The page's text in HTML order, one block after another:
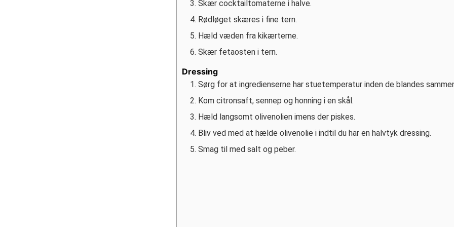
Skær cocktailtomaterne i halve.
Rødløget skæres i fine tern.
Hæld væden fra kikærterne.
Skær fetaosten i tern.
Dressing
Sørg for at ingredienserne har stuetemperatur inden de blandes
Kom citronsaft, sennep og honning i en skål.
Hæld langsomt olivenolien imens der piskes.
Bliv ved med at hælde olivenolie i indtil du har en halvtyk dressing.
Smag til med salt og peber.